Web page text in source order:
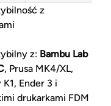
z
z: Bambu Lab
, Prusa MK4/XL,
Ender 3 i
drukarkami FDM